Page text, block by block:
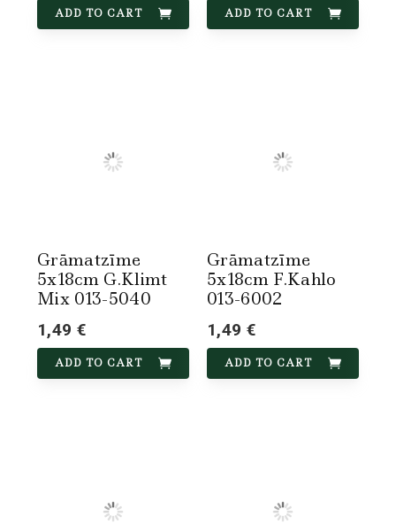
ADD TO CART ADD TO CART
Grāmatzīme
5x18cm G.Klimt
Mix 013-5040
1,49 €
ADD TO CART
Grāmatzīme
5x18cm F.Kahlo
013-6002
1,49 €
ADD TO CART